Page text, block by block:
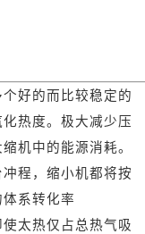
好的而比较稳定的
热度。极大减少压
机中的能源消耗。
程，缩小机都将按
系转化率
太热仅占总热气吸